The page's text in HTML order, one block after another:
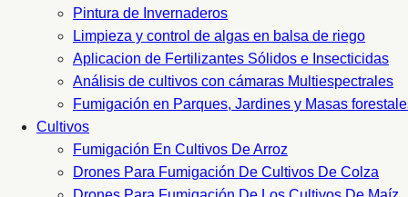
Pintura de Invernaderos
Limpieza y control de algas en balsa de riego
Aplicacion de Fertilizantes Sólidos e Insecticidas
Análisis de cultivos con cámaras Multiespectrales
Fumigación en Parques, Jardines y Masas
Cultivos
Fumigación En Cultivos De Arroz
Drones Para Fumigación De Cultivos De Colza